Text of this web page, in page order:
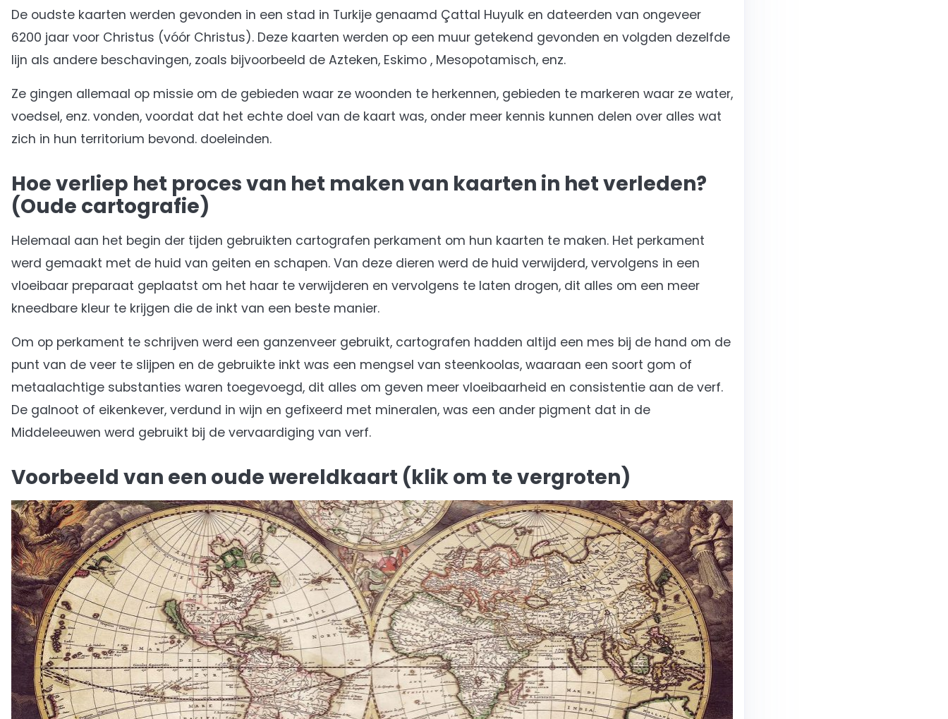
De oudste kaarten werden gevonden in een stad in Turkije genaamd Çattal Huyulk en dateerden van ongeveer
6200 jaar voor Christus (vóór Christus). Deze kaarten werden op een muur getekend gevonden en volgden dezelfde
lijn als andere beschavingen, zoals bijvoorbeeld de Azteken, Eskimo , Mesopotamisch, enz.
Ze gingen allemaal op missie om de gebieden waar ze woonden te herkennen, gebieden te markeren waar ze water,
voedsel, enz. vonden, voordat dat het echte doel van de kaart was, onder meer kennis kunnen delen over alles wat
zich in hun territorium bevond. doeleinden.
Hoe verliep het proces van het maken van kaarten in het verleden?
(Oude cartografie)
Helemaal aan het begin der tijden gebruikten cartografen perkament om hun kaarten te maken. Het perkament
werd gemaakt met de huid van geiten en schapen. Van deze dieren werd de huid verwijderd, vervolgens in een
vloeibaar preparaat geplaatst om het haar te verwijderen en vervolgens te laten drogen, dit alles om een meer
kneedbare kleur te krijgen die de inkt van een beste manier.
Om op perkament te schrijven werd een ganzenveer gebruikt, cartografen hadden altijd een mes bij de hand om de
punt van de veer te slijpen en de gebruikte inkt was een mengsel van steenkoolas, waaraan een soort gom of
metaalachtige substanties waren toegevoegd, dit alles om geven meer vloeibaarheid en consistentie aan de verf.
De galnoot of eikenkever, verdund in wijn en gefixeerd met mineralen, was een ander pigment dat in de
Middeleeuwen werd gebruikt bij de vervaardiging van verf.
Voorbeeld van een oude wereldkaart (klik om te vergroten)